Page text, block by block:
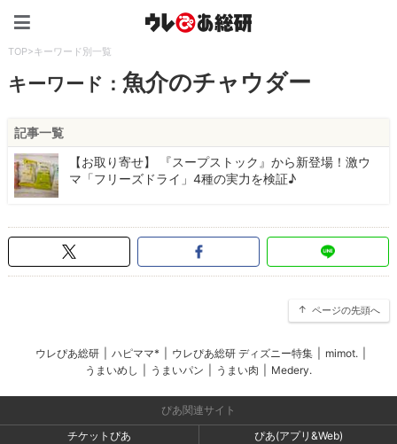
TOP>キーワード別一覧
キーワード：魚介のチャウダー
記事一覧
【お取り寄せ】 『スープストック』から新登場！激ウ
マ「フリーズドライ」4種の実力を検証♪
ページの先頭へ
ウレぴあ総研 ハピママ* ウレぴあ総研 ディズニー特集 mimot.
うまいめし
うまいパン うまい肉 Medery.
ぴあ関連サイト
チケットぴあ
ぴあ(アプリ&Web)